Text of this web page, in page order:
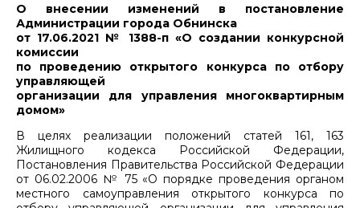
О внесении изменений в постановление
Администрации города Обнинска
от 17.06.2021 № 1388-п «О создании конкурсной
комиссии
по проведению открытого конкурса по отбору
управляющей
организации для управления многоквартирным
домом»
В целях реализации положений статей 161, 163
Жилищного кодекса Российской Федерации,
Постановления Правительства Российской Федерации
от 06.02.2006 № 75 «О порядке проведения органом
местного самоуправления открытого конкурса по